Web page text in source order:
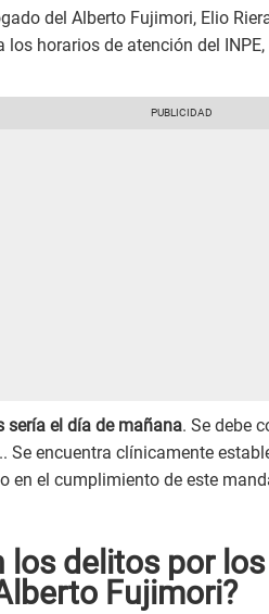
del Alberto Fujimori, Elio
los horarios de atención del
sería el día de mañana. Se debe
Se encuentra clínicamente
en el cumplimiento de este
los delitos por
Fujimori?